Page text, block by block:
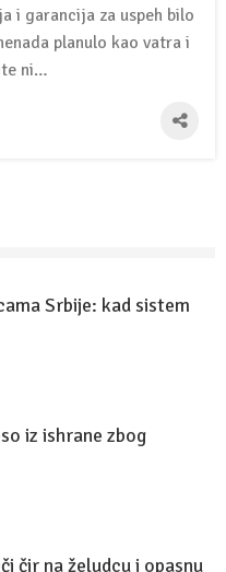
i garancija za uspeh bilo
planulo kao vatra i
ni…
Srbije: kad sistem
iz ishrane zbog
čir na želudcu i opasnu